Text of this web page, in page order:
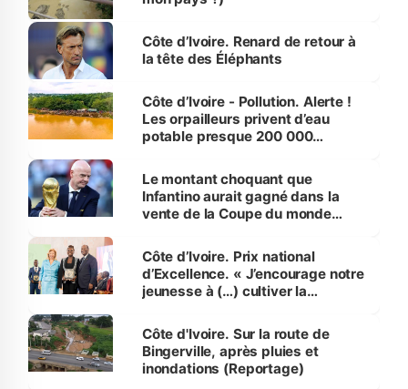
Côte d’Ivoire. Renard de retour à
la tête des Éléphants
Côte d’Ivoire - Pollution. Alerte !
Les orpailleurs privent d’eau
potable presque 200 000
Le montant choquant que
Infantino aurait gagné dans la
vente de la Coupe du monde
Côte d’Ivoire. Prix national
d’Excellence. « J’encourage notre
jeunesse à (…) cultiver la
(Alassane Ouattara
Côte d'Ivoire. Sur la route de
Bingerville, après pluies et
inondations (Reportage)